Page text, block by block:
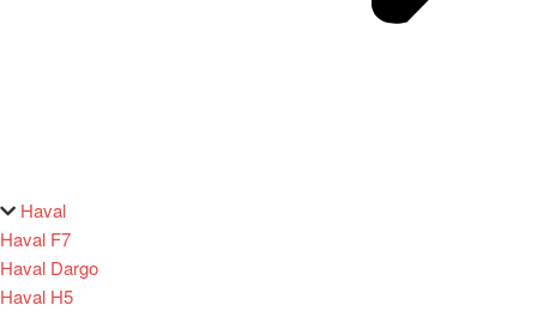
Haval
Haval F7
Haval Dargo
Haval H5